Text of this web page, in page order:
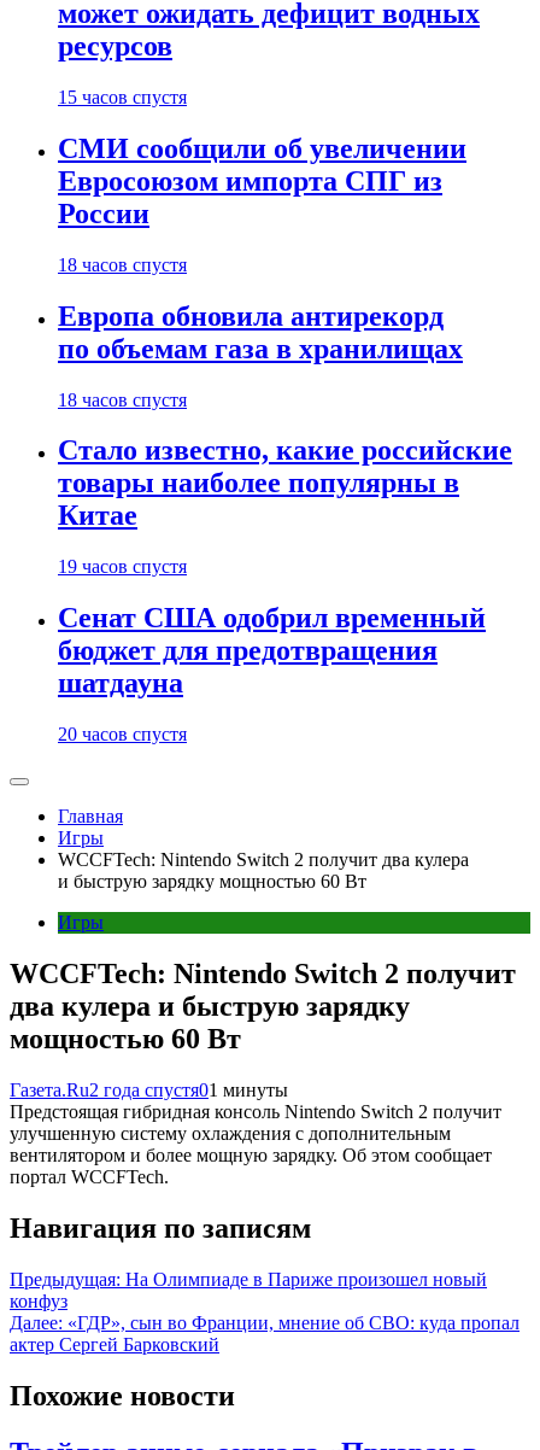
может ожидать дефицит водных
ресурсов
15 часов спустя
СМИ сообщили об увеличении
Евросоюзом импорта СПГ из
России
18 часов спустя
Европа обновила антирекорд
по объемам газа в хранилищах
18 часов спустя
Стало известно, какие российские
товары наиболее популярны в
Китае
19 часов спустя
Сенат США одобрил временный
бюджет для предотвращения
шатдауна
20 часов спустя
Главная
Игры
WCCFTech: Nintendo Switch 2 получит два кулера
и быструю зарядку мощностью 60 Вт
Игры
WCCFTech: Nintendo Switch 2 получит
два кулера и быструю зарядку
мощностью 60 Вт
Газета.Ru2 года спустя01 минуты
Предстоящая гибридная консоль Nintendo Switch 2 получит
улучшенную систему охлаждения с дополнительным
вентилятором и более мощную зарядку. Об этом сообщает
портал WCCFTech.
Навигация по записям
Предыдущая: На Олимпиаде в Париже произошел новый
конфуз
Далее: «ГДР», сын во Франции, мнение об СВО: куда пропал
актер Сергей Барковский
Похожие новости